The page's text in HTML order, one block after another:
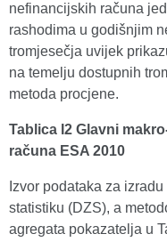
nefinancijskih računa
rashodima u godišnjim
tromjesečja uvijek
na temelju dostupnih
metoda procjene.
Tablica I2 Glavni
računa ESA 2010
Izvor podataka za
statistiku (DZS), a
agregata pokazatelja u